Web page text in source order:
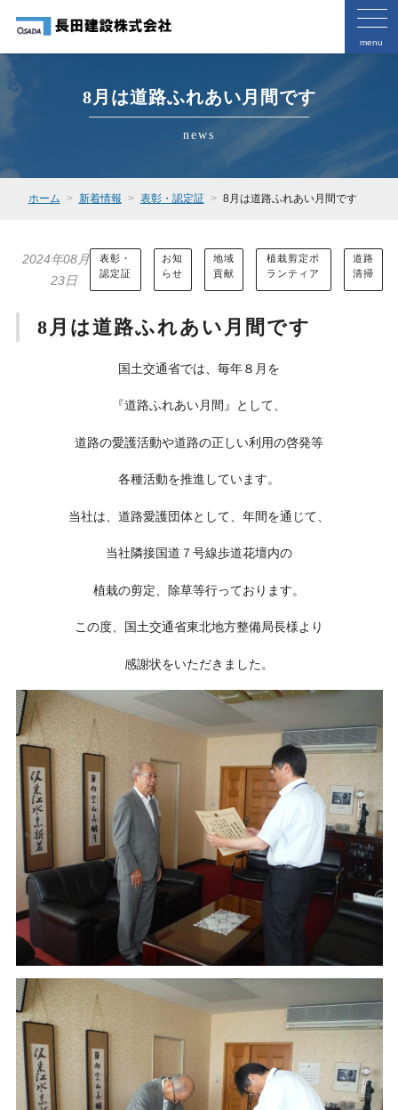
menu
8月は道路ふれあい月間です
news
ホーム 新着情報 表彰・認定証 8月は道路ふれあい月間です
2024年08月
23日
表彰・
認定証
お知
らせ
地域
貢献
植栽剪定ボ
ランティア
道路
清掃
8月は道路ふれあい月間です
国土交通省では、毎年８月を
『道路ふれあい月間』として、
道路の愛護活動や道路の正しい利用の啓発等
各種活動を推進しています。
当社は、道路愛護団体として、年間を通じて、
当社隣接国道７号線歩道花壇内の
植栽の剪定、除草等行っております。
この度、国土交通省東北地方整備局長様より
感謝状をいただきました。